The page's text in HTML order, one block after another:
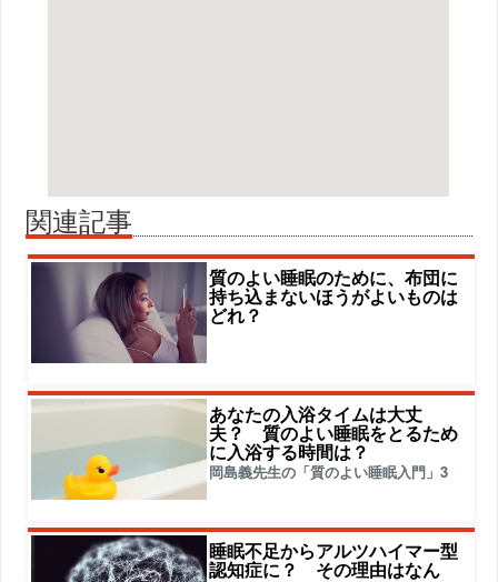
関連記事
質のよい睡眠のために、布団に
持ち込まないほうがよいものは
どれ？
あなたの入浴タイムは大丈
夫？ 質のよい睡眠をとるため
に入浴する時間は？
岡島義先生の「質のよい睡眠入門」3
睡眠不足からアルツハイマー型
認知症に？ その理由はなん